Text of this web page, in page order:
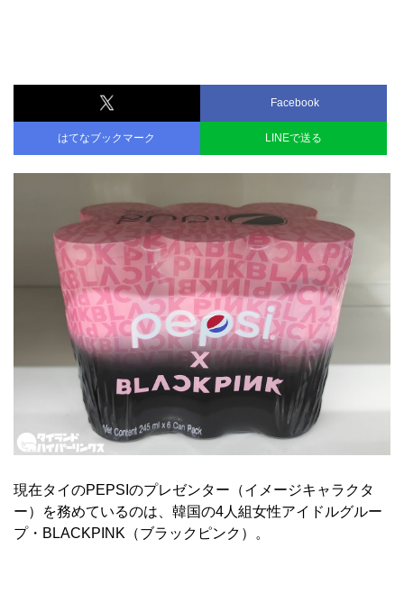
Facebook
はてなブックマーク LINEで送る
現在タイのPEPSIのプレゼンター（イメージキャラクタ
ー）を務めているのは、韓国の4人組女性アイドルグルー
プ・BLACKPINK（ブラックピンク）。